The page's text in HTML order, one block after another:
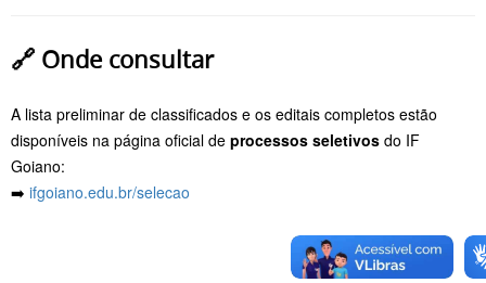
🔗 Onde consultar
A lista preliminar de classificados e os editais completos estão
disponíveis na página oficial de processos seletivos do IF
Goiano:
➡️ ifgoiano.edu.br/selecao